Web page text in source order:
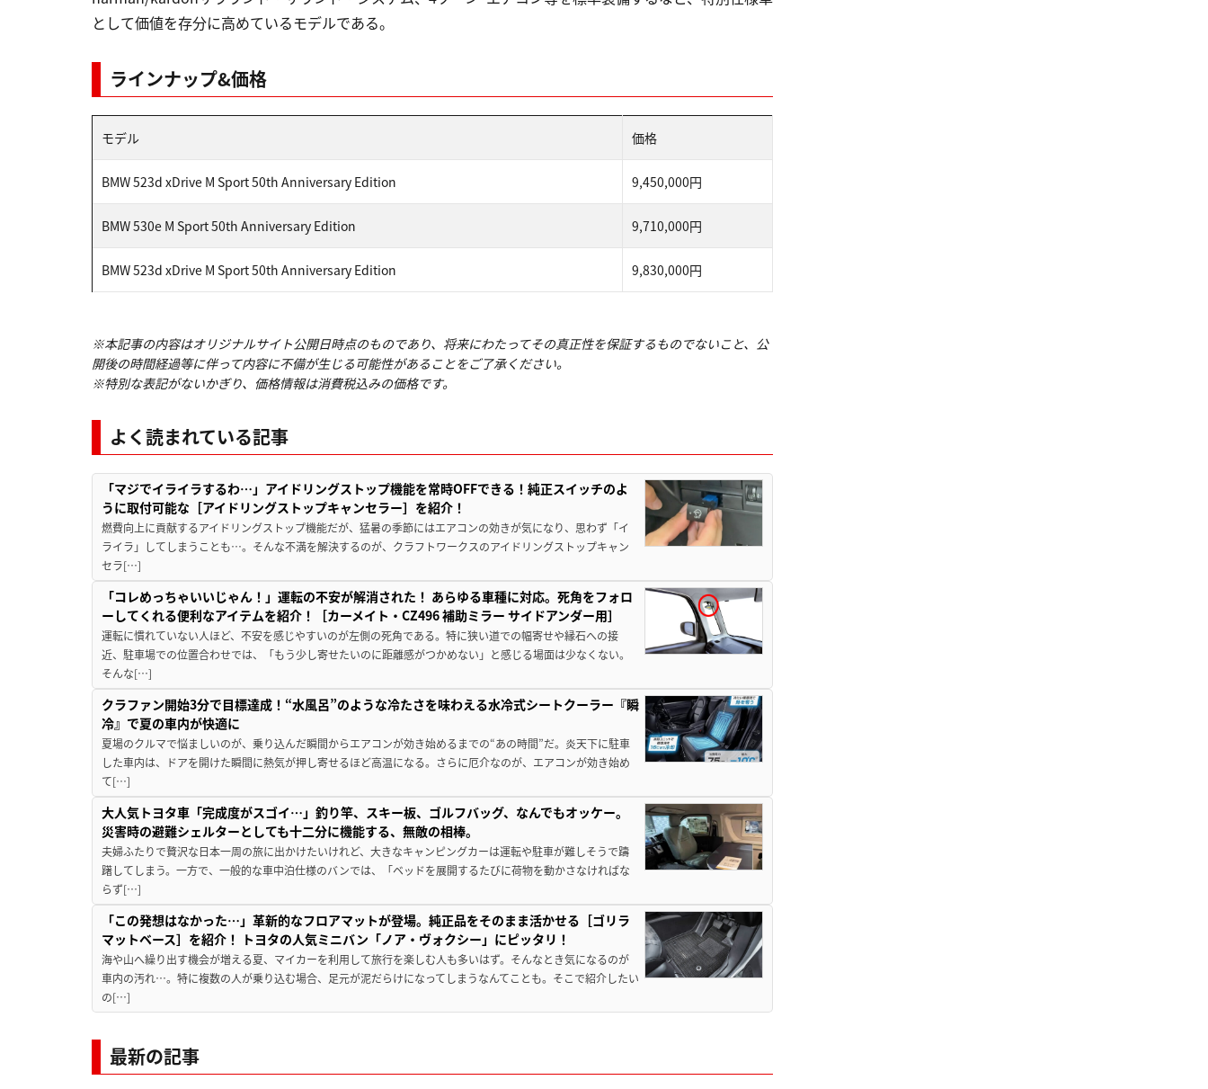
として価値を存分に高めているモデルである。
ラインナップ&価格
モデル 価格
BMW 523d xDrive M Sport 50th Anniversary Edition 9,450,000円
BMW 530e M Sport 50th Anniversary Edition 9,710,000円
BMW 523d xDrive M Sport 50th Anniversary Edition 9,830,000円
※本記事の内容はオリジナルサイト公開日時点のものであり、将来にわたってその真正性を保証するものでないこと、公
開後の時間経過等に伴って内容に不備が生じる可能性があることをご了承ください。
※特別な表記がないかぎり、価格情報は消費税込みの価格です。
よく読まれている記事
「マジでイライラするわ…」アイドリングストップ機能を常時OFFできる！純正スイッチのよ
うに取付可能な［アイドリングストップキャンセラー］を紹介！
燃費向上に貢献するアイドリングストップ機能だが、猛暑の季節にはエアコンの効きが気になり、思わず「イ
ライラ」してしまうことも…。そんな不満を解決するのが、クラフトワークスのアイドリングストップキャン
セラ[…]
「コレめっちゃいいじゃん！」運転の不安が解消された！ あらゆる車種に対応。死角をフォロ
ーしてくれる便利なアイテムを紹介！［カーメイト・CZ496 補助ミラー サイドアンダー用］
運転に慣れていない人ほど、不安を感じやすいのが左側の死角である。特に狭い道での幅寄せや縁石への接
近、駐車場での位置合わせでは、「もう少し寄せたいのに距離感がつかめない」と感じる場面は少なくない。
そんな[…]
クラファン開始3分で目標達成！“水風呂”のような冷たさを味わえる水冷式シートクーラー『瞬
冷』で夏の車内が快適に
夏場のクルマで悩ましいのが、乗り込んだ瞬間からエアコンが効き始めるまでの“あの時間”だ。炎天下に駐車
した車内は、ドアを開けた瞬間に熱気が押し寄せるほど高温になる。さらに厄介なのが、エアコンが効き始め
て[…]
大人気トヨタ車「完成度がスゴイ…」釣り竿、スキー板、ゴルフバッグ、なんでもオッケー。
災害時の避難シェルターとしても十二分に機能する、無敵の相棒。
夫婦ふたりで贅沢な日本一周の旅に出かけたいけれど、大きなキャンピングカーは運転や駐車が難しそうで躊
躇してしまう。一方で、一般的な車中泊仕様のバンでは、「ベッドを展開するたびに荷物を動かさなければな
らず[…]
「この発想はなかった…」革新的なフロアマットが登場。純正品をそのまま活かせる［ゴリラ
マットベース］を紹介！ トヨタの人気ミニバン「ノア・ヴォクシー」にピッタリ！
海や山へ繰り出す機会が増える夏、マイカーを利用して旅行を楽しむ人も多いはず。そんなとき気になるのが
車内の汚れ…。特に複数の人が乗り込む場合、足元が泥だらけになってしまうなんてことも。そこで紹介したい
の[…]
最新の記事